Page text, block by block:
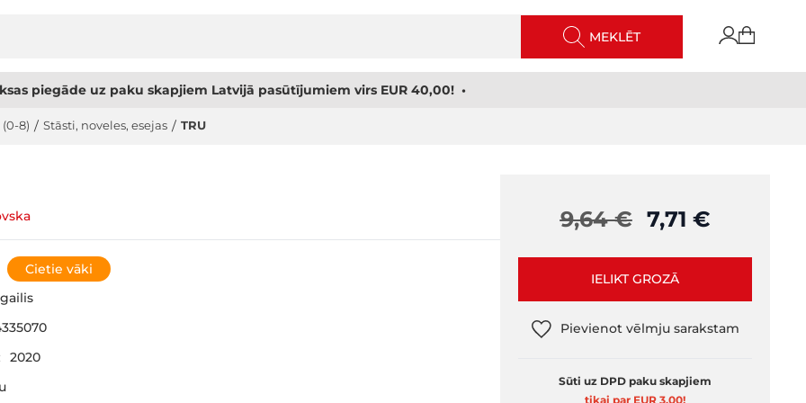
MEKLĒT
piegāde uz paku skapjiem Latvijā pasūtījumiem virs EUR 40,00! •
8) / Stāsti, noveles, esejas / TRU
Cietie vāki
2020
9,64 € 7,71 €
IELIKT GROZĀ
Pievienot vēlmju sarakstam
Sūti uz DPD paku skapjiem
tikai par EUR 3,00!